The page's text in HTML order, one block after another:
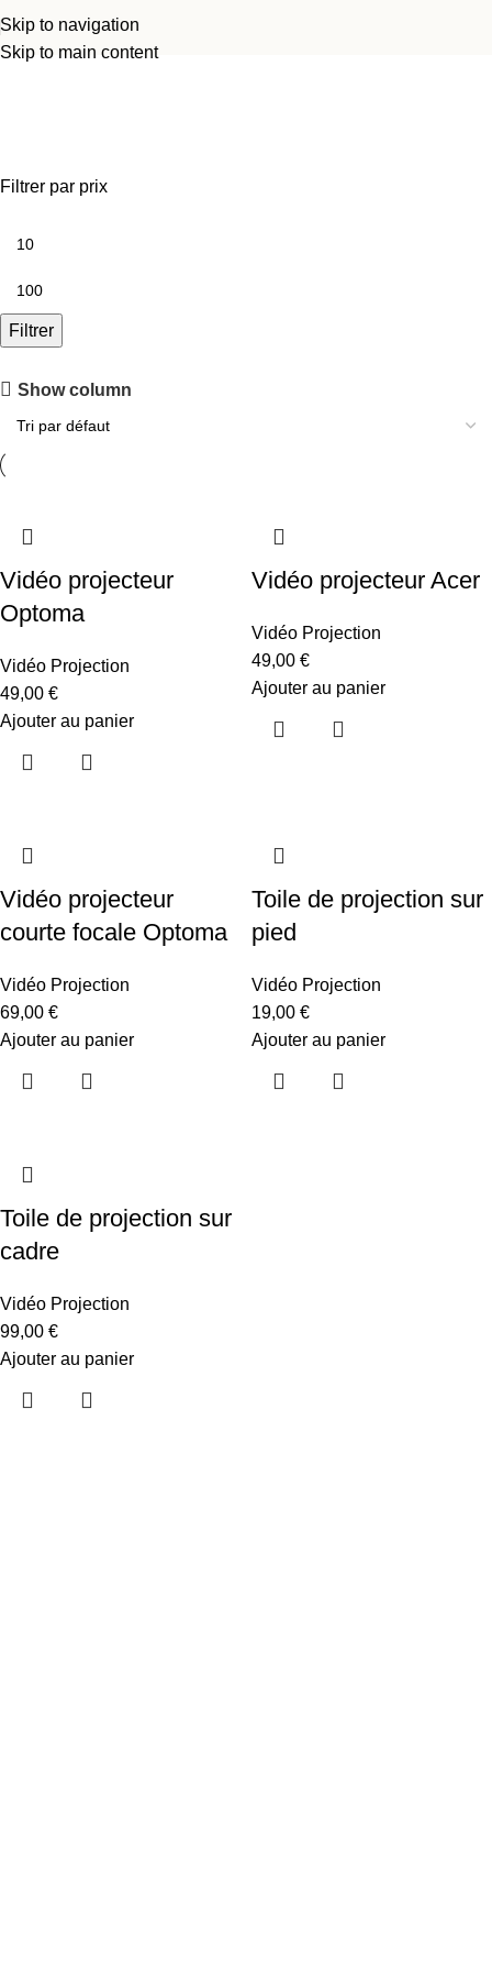
Skip to navigation
Skip to main content
Filtrer par prix
Filtrer
Découvrez le showroom
Découvrir
Show column
Vidéo projecteur
Optoma
Vidéo Projection
49,00 €
Ajouter au panier
Vidéo projecteur Acer
Vidéo Projection
49,00 €
Ajouter au panier
Vidéo projecteur
courte focale Optoma
Vidéo Projection
69,00 €
Ajouter au panier
Toile de projection sur
pied
Vidéo Projection
19,00 €
Ajouter au panier
Toile de projection sur
cadre
Vidéo Projection
99,00 €
Ajouter au panier